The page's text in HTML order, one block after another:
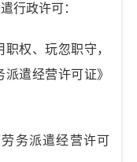
行政许可：
权、玩忽职守，
遣经营许可证》
务派遣经营许可